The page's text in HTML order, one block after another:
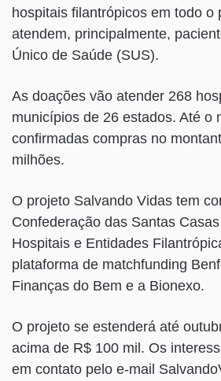
hospitais filantrópicos em todo o
atendem, principalmente,
Único de Saúde (SUS).
As doações vão atender 268
municípios de 26 estados. Até o
confirmadas compras no
milhões.
O projeto Salvando Vidas tem
Confederação das Santas
Hospitais e Entidades
plataforma de matchfunding
Finanças do Bem e a Bionexo.
O projeto se estenderá até
acima de R$ 100 mil. Os
em contato pelo e-mail